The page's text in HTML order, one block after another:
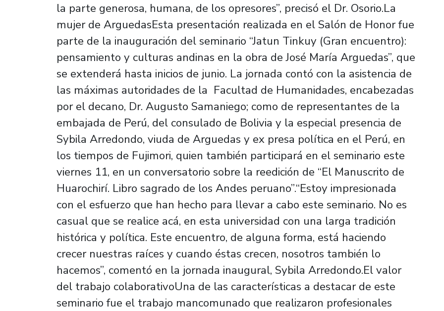
la parte generosa, humana, de los opresores”, precisó el Dr. Osorio.La
mujer de ArguedasEsta presentación realizada en el Salón de Honor fue
parte de la inauguración del seminario “Jatun Tinkuy (Gran encuentro):
pensamiento y culturas andinas en la obra de José María Arguedas”, que
se extenderá hasta inicios de junio. La jornada contó con la asistencia de
las máximas autoridades de la Facultad de Humanidades, encabezadas
por el decano, Dr. Augusto Samaniego; como de representantes de la
embajada de Perú, del consulado de Bolivia y la especial presencia de
Sybila Arredondo, viuda de Arguedas y ex presa política en el Perú, en
los tiempos de Fujimori, quien también participará en el seminario este
viernes 11, en un conversatorio sobre la reedición de “El Manuscrito de
Huarochirí. Libro sagrado de los Andes peruano”.“Estoy impresionada
con el esfuerzo que han hecho para llevar a cabo este seminario. No es
casual que se realice acá, en esta universidad con una larga tradición
histórica y política. Este encuentro, de alguna forma, está haciendo
crecer nuestras raíces y cuando éstas crecen, nosotros también lo
hacemos”, comentó en la jornada inaugural, Sybila Arredondo.El valor
del trabajo colaborativoUna de las características a destacar de este
seminario fue el trabajo mancomunado que realizaron profesionales